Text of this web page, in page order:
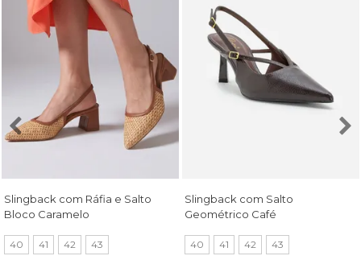
Slingback com Ráfia e Salto
Bloco Caramelo
40 41 42 43
Slingback com Salto
Geométrico Café
40 41 42 43